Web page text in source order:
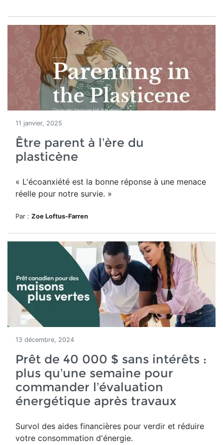
11 janvier, 2025
Être parent à l’ère du
plasticène
« L'écoanxiété est la bonne réponse à une menace
réelle pour notre survie. »
Par : Zoe Loftus-Farren
13 décembre, 2024
Prêt de 40 000 $ sans intérêts :
plus qu’une semaine pour
commander l’évaluation
énergétique après travaux
Survol des aides financières pour verdir et réduire
votre consommation d'énergie.